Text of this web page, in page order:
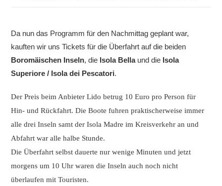
Da nun das Programm für den Nachmittag geplant war,
kauften wir uns Tickets für die Überfahrt auf die beiden
Boromäischen Inseln, die Isola Bellaund die Isola
Superiore / Isola dei Pescatori.
Der Preisbeim Anbieter Lidobetrug 10 Euro pro Person für
Hin- und Rückfahrt. Die Boote fuhren praktischerweise immer
alle drei Inseln samt der Isola Madre im Kreisverkehr an und
Abfahrt war alle halbe Stunde.
Die Überfahrt selbst dauerte nur wenige Minuten und jetzt
morgens um 10 Uhr waren die Inseln auch noch nicht
überlaufen mit Touristen.